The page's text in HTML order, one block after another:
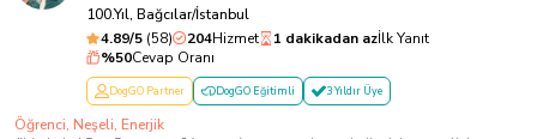
100.Yıl, Bağcılar/İstanbul
4.89/5 (58) 204Hizmet 1 dakikadan azİlk Yanıt
%50Cevap Oranı
DogGO Partner DogGO Eğitimli 3 Yıldır Üye
Öğrenci, Neşeli, Enerjik